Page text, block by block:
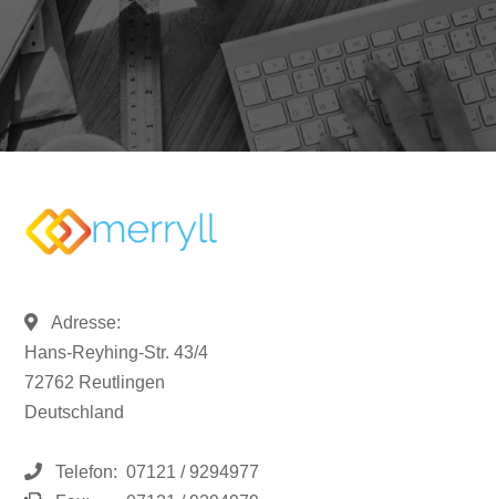
Adresse:
Hans-Reyhing-Str. 43/4
72762 Reutlingen
Deutschland
Telefon: 07121 / 9294977